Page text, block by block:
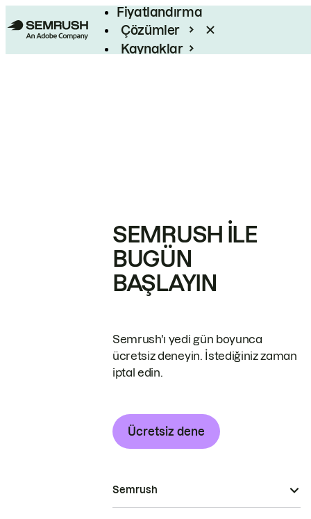
Fiyatlandırma
Çözümler
Kaynaklar
SEMRUSH ILE
BUGÜN
BAŞLAYIN
Semrush'ı yedi gün boyunca
ücretsiz deneyin. İstediğiniz zaman
iptal edin.
Ücretsiz dene
Semrush